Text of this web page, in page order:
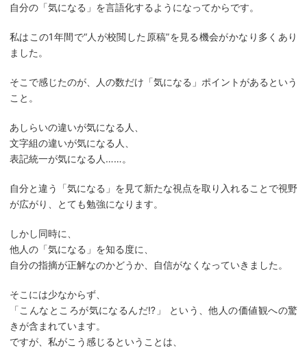
自分の「気になる」を言語化するようになってからです。
私はこの1年間で“人が校閲した原稿”を見る機会がかなり多くあり
ました。
そこで感じたのが、人の数だけ「気になる」ポイントがあるという
こと。
あしらいの違いが気になる人、
文字組の違いが気になる人、
表記統一が気になる人……。
自分と違う「気になる」を見て新たな視点を取り入れることで視野
が広がり、とても勉強になります。
しかし同時に、
他人の「気になる」を知る度に、
自分の指摘が正解なのかどうか、自信がなくなっていきました。
そこには少なからず、
「こんなところが気になるんだ⁉」 という、他人の価値観への驚
きが含まれています。
ですが、私がこう感じるということは、